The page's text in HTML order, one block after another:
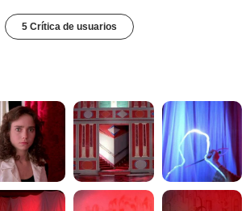
5 Crítica de usuarios